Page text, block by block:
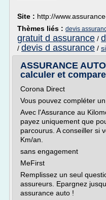
Site : http://
Thèmes liés : devis
gratuit d assurance /
/ devis d assurance /
ASSURANCE
calculer et
Corona Direct
Vous pouvez compléter
Avec l'Assurance au
payez uniquement que
parcourus. A conseiller si
Km/an.
sans engagement
MeFirst
Remplissez un seul
assureurs. Epargnez
assurance auto !